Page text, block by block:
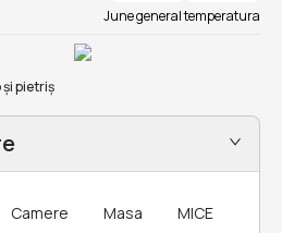
June general temperatura
și pietriş
Camere Masa MICE